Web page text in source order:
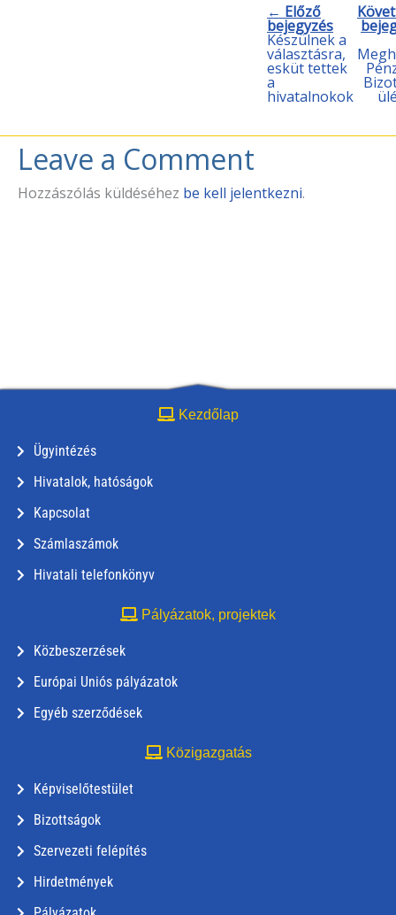
← Előző
bejegyzés
Készülnek a
választásra,
esküt tettek
a
hivatalnokok
Leave a Comment
Hozzászólás küldéséhez be kell jelentkezni.
Kezdőlap
Ügyintézés
Hivatalok, hatóságok
Kapcsolat
Számlaszámok
Hivatali telefonkönyv
Pályázatok, projektek
Közbeszerzések
Európai Uniós pályázatok
Egyéb szerződések
Közigazgatás
Képviselőtestület
Bizottságok
Szervezeti felépítés
Hirdetmények